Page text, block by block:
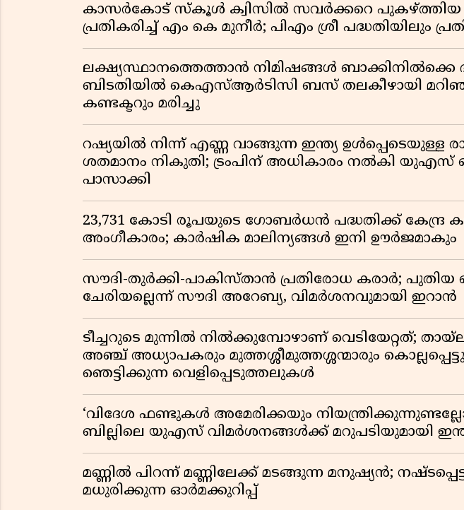
കാസർകോട് സ്കൂൾ ക്വിസിൽ സവർക്കറെ പുകഴ്ത്തിയ
പ്രതികരിച്ച് എം കെ മുനീർ; പിഎം ശ്രീ പദ്ധതിയിലും
ലക്ഷ്യസ്ഥാനത്തെത്താൻ നിമിഷങ്ങൾ ബാക്കിനിൽക്കെ
ബിടതിയിൽ കെഎസ്ആർടിസി ബസ് തലകീഴായി
കണ്ടക്ടറും മരിച്ചു
റഷ്യയിൽ നിന്ന് എണ്ണ വാങ്ങുന്ന ഇന്ത്യ ഉൾപ്പെടെയുള്ള
ശതമാനം നികുതി; ട്രംപിന് അധികാരം നൽകി യുഎസ്
പാസാക്കി
23,731 കോടി രൂപയുടെ ഗോബർധൻ പദ്ധതിക്ക് കേന്ദ്ര
അംഗീകാരം; കാർഷിക മാലിന്യങ്ങൾ ഇനി ഊർജമാകും
സൗദി-തുർക്കി-പാകിസ്താൻ പ്രതിരോധ കരാർ;
ചേരിയല്ലെന്ന് സൗദി അറേബ്യ, വിമർശനവുമായി ഇറാൻ
ടീച്ചറുടെ മുന്നിൽ നിൽക്കുമ്പോഴാണ് വെടിയേറ്റത്;
അഞ്ച് അധ്യാപകരും മുത്തശ്ശീമുത്തശ്ശന്മാരും
ഞെട്ടിക്കുന്ന വെളിപ്പെടുത്തലുകൾ
‘വിദേശ ഫണ്ടുകൾ അമേരിക്കയും
ബില്ലിലെ യുഎസ് വിമർശനങ്ങൾക്ക് മറുപടിയുമായി
മണ്ണിൽ പിറന്ന് മണ്ണിലേക്ക് മടങ്ങുന്ന മനുഷ്യൻ;
മധുരിക്കുന്ന ഓർമക്കുറിപ്പ്